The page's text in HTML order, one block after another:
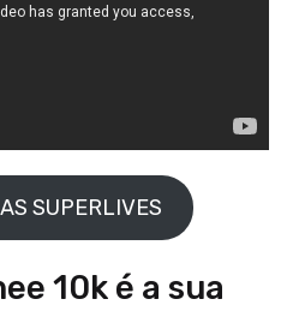
SUPERLIVES
10k é a sua